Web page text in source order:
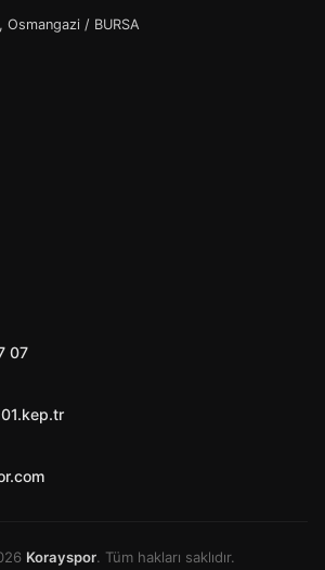
Osmangazi / BURSA
07
Korayspor. Tüm hakları saklıdır.